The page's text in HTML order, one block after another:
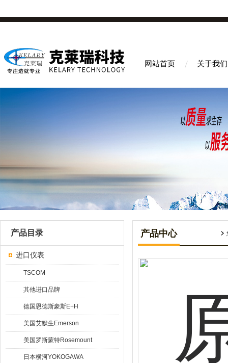
网站首页 关于我们
产品目录
进口仪表
TSCOM
其他进口品牌
德国恩德斯豪斯E+H
美国艾默生Emerson
美国罗斯蒙特Rosemount
日本横河YOKOGAWA
产品中心